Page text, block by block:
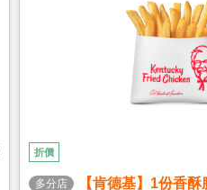
折價
多分店 【肯德基】1份香